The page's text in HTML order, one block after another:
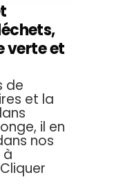
verte et
de
et la
il en
nos
à